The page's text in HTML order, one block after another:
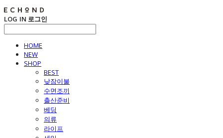
LOG IN 로그인
HOME
NEW
SHOP
BEST
낮잠이불
수면조끼
출산준비
베딩
의류
라이프